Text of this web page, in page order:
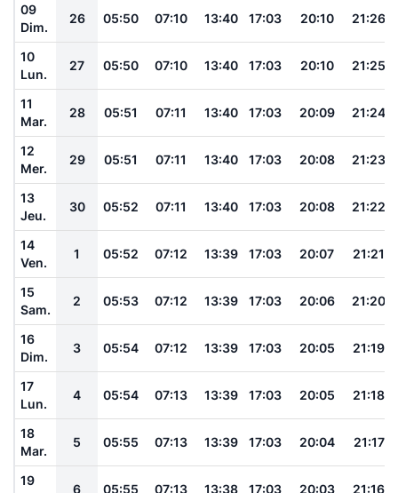
09
Dim.
26 05:50 07:10 13:40 17:03 20:10 21:26
10
Lun.
27 05:50 07:10 13:40 17:03 20:10 21:25
11
Mar.
28 05:51 07:11 13:40 17:03 20:09 21:24
12
Mer.
29 05:51 07:11 13:40 17:03 20:08 21:23
13
Jeu.
30 05:52 07:11 13:40 17:03 20:08 21:22
14
Ven.
1 05:52 07:12 13:39 17:03 20:07 21:21
15
Sam.
2 05:53 07:12 13:39 17:03 20:06 21:20
16
Dim.
3 05:54 07:12 13:39 17:03 20:05 21:19
17
Lun.
4 05:54 07:13 13:39 17:03 20:05 21:18
18
Mar.
5 05:55 07:13 13:39 17:03 20:04 21:17
19
6 05:55 07:13 13:38 17:03 20:03 21:16